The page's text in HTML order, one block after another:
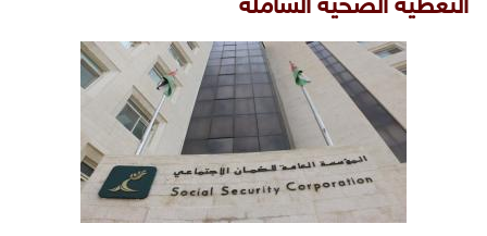
التغطية الصحية الشاملة